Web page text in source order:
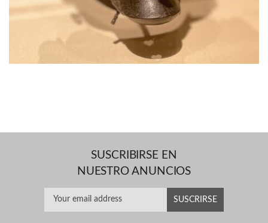
SUSCRIBIRSE EN
NUESTRO ANUNCIOS